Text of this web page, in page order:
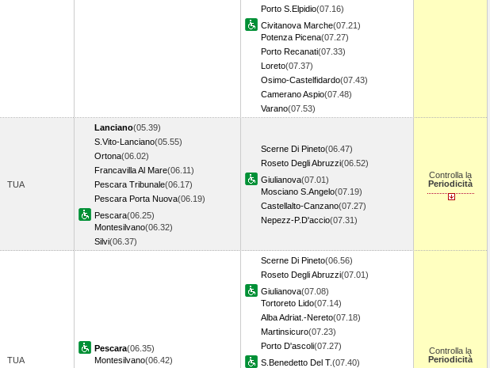
Porto S.Elpidio(07.16)
Civitanova Marche(07.21)
Potenza Picena(07.27)
Porto Recanati(07.33)
Loreto(07.37)
Osimo-Castelfidardo(07.43)
Camerano Aspio(07.48)
Varano(07.53)
TUA
Lanciano(05.39)
S.Vito-Lanciano(05.55)
Ortona(06.02)
Francavilla Al Mare(06.11)
Pescara Tribunale(06.17)
Pescara Porta Nuova(06.19)
Pescara(06.25)
Montesilvano(06.32)
Silvi(06.37)
Scerne Di Pineto(06.47)
Roseto Degli Abruzzi(06.52)
Giulianova(07.01)
Mosciano S.Angelo(07.19)
Castellalto-Canzano(07.27)
Nepezz-P.D'accio(07.31)
Controlla la
Periodicità
TUA
Pescara(06.35)
Montesilvano(06.42)
Scerne Di Pineto(06.56)
Roseto Degli Abruzzi(07.01)
Giulianova(07.08)
Tortoreto Lido(07.14)
Alba Adriat.-Nereto(07.18)
Martinsicuro(07.23)
Porto D'ascoli(07.27)
S.Benedetto Del T.(07.40)
Controlla la
Periodicità